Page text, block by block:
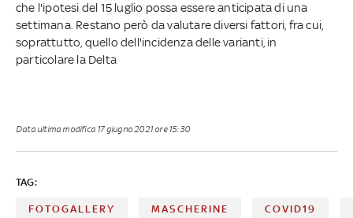
che l'ipotesi del 15 luglio possa essere anticipata di una
settimana. Restano però da valutare diversi fattori, fra cui,
soprattutto, quello dell'incidenza delle varianti, in
particolare la Delta
Data ultima modifica 17 giugno 2021 ore 15:30
TAG:
FOTOGALLERY MASCHERINE COVID19